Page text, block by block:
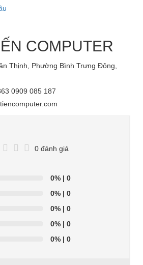
COMPUTER
Thịnh, Phường Bình Trưng Đông,
0909 085 187
0 đánh giá
0% | 0
0% | 0
0% | 0
0% | 0
0% | 0